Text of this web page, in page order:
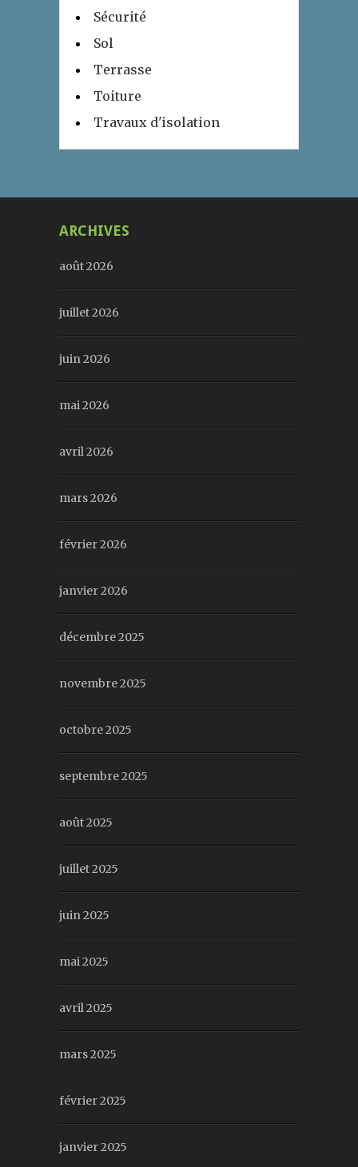
Sécurité
Sol
Terrasse
Toiture
Travaux d'isolation
ARCHIVES
août 2026
juillet 2026
juin 2026
mai 2026
avril 2026
mars 2026
février 2026
janvier 2026
décembre 2025
novembre 2025
octobre 2025
septembre 2025
août 2025
juillet 2025
juin 2025
mai 2025
avril 2025
mars 2025
février 2025
janvier 2025